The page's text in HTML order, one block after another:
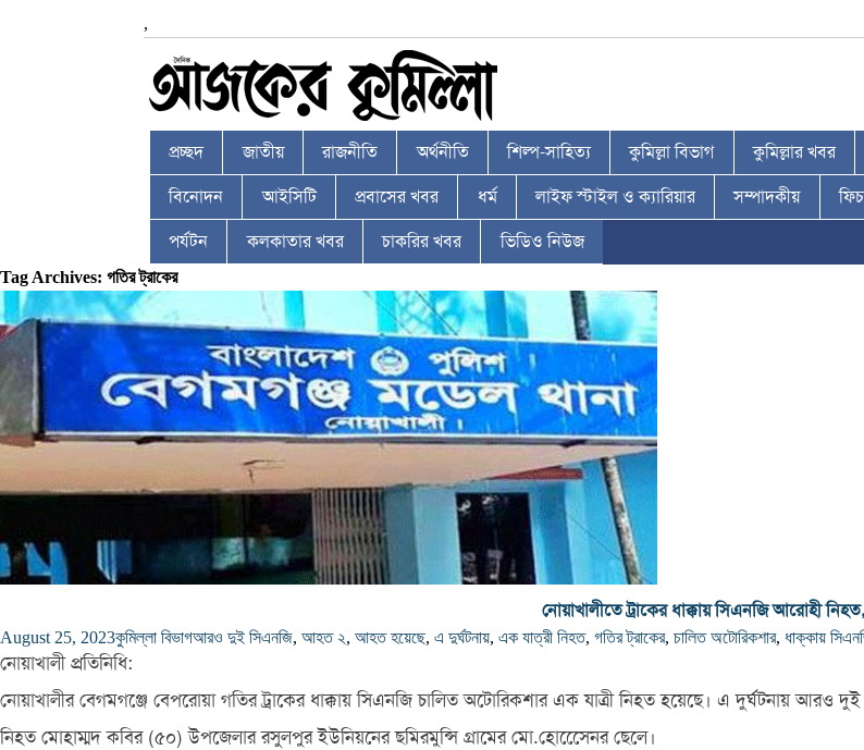
,
প্রচ্ছদ জাতীয় রাজনীতি অর্থনীতি শিল্প-সাহিত্য কুমিল্লা বিভাগ কুমিল্লার খবর
বিনোদন আইসিটি প্রবাসের খবর ধর্ম লাইফ স্টাইল ও ক্যারিয়ার সম্পাদকীয়
পর্যটন কলকাতার খবর চাকরির খবর ভিডিও নিউজ
Tag Archives: গতির ট্রাকের
নোয়াখালীতে ট্রাকের ধাক্কায় সিএনজি আরোহী
August 25, 2023কুমিল্লা বিভাগআরও দুই সিএনজি, আহত ২, আহত হয়েছে, এ দুর্ঘটনায়, এক যাত্রী নিহত, গতির ট্রাকের, চালিত অটোরিকশার, ধাক্কায়
নোয়াখালী প্রতিনিধি:
নোয়াখালীর বেগমগঞ্জে বেপরোয়া গতির ট্রাকের ধাক্কায় সিএনজি চালিত অটোরিকশার এক যাত্রী নিহত হয়েছে। এ দুর্ঘটনায় আরও
নিহত মোহাম্মদ কবির (৫০) উপজেলার রসুলপুর ইউনিয়নের ছমিরমুন্সি গ্রামের মো.হোসেেেনর ছেলে।